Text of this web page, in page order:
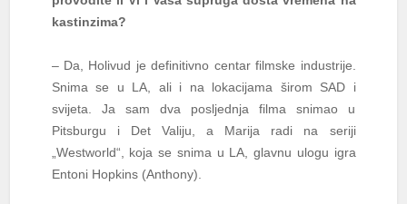
kastinzima?
– Da, Holivud je definitivno centar filmske industrije.
Snima se u LA, ali i na lokacijama širom SAD i
svijeta. Ja sam dva posljednja filma snimao u
Pitsburgu i Det Valiju, a Marija radi na seriji
„Westworld“, koja se snima u LA, glavnu ulogu igra
Entoni Hopkins (Anthony).